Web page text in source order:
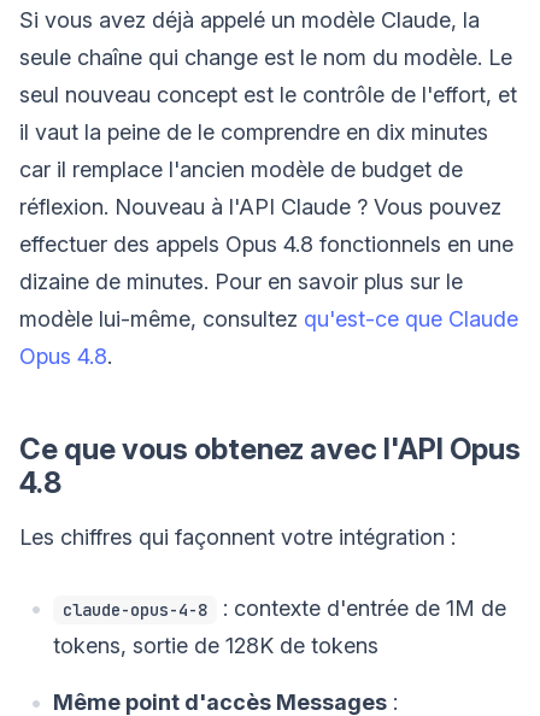
Si vous avez déjà appelé un modèle Claude, la
seule chaîne qui change est le nom du modèle. Le
seul nouveau concept est le contrôle de l'effort, et
il vaut la peine de le comprendre en dix minutes
car il remplace l'ancien modèle de budget de
réflexion. Nouveau à l'API Claude ? Vous pouvez
effectuer des appels Opus 4.8 fonctionnels en une
dizaine de minutes. Pour en savoir plus sur le
modèle lui-même, consultez qu'est-ce que Claude
Opus 4.8.
Ce que vous obtenez avec l'API Opus
4.8
Les chiffres qui façonnent votre intégration :
claude-opus-4-8
: contexte d'entrée de 1M de
tokens, sortie de 128K de tokens
Même point d'accès Messages :